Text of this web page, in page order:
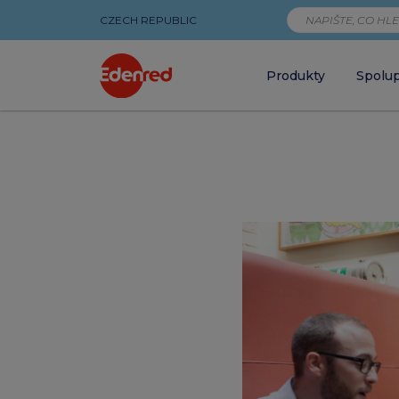
CZECH REPUBLIC
Produkty